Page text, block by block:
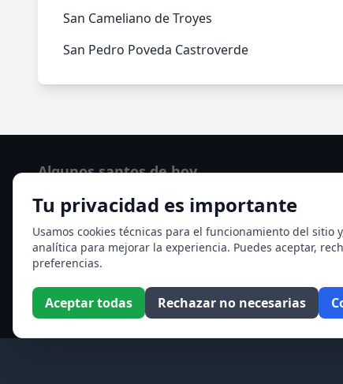
San Cameliano de Troyes
San Pedro Poveda Castroverde
Tu privacidad es importante
Usamos cookies técnicas para el funcionamiento del sitio
analítica para mejorar la experiencia. Puedes aceptar,
preferencias.
Aceptar todas Rechazar no necesarias
Algunos santos de hoy
Santo Domingo de Guzmán
Ver todos los santos de hoy